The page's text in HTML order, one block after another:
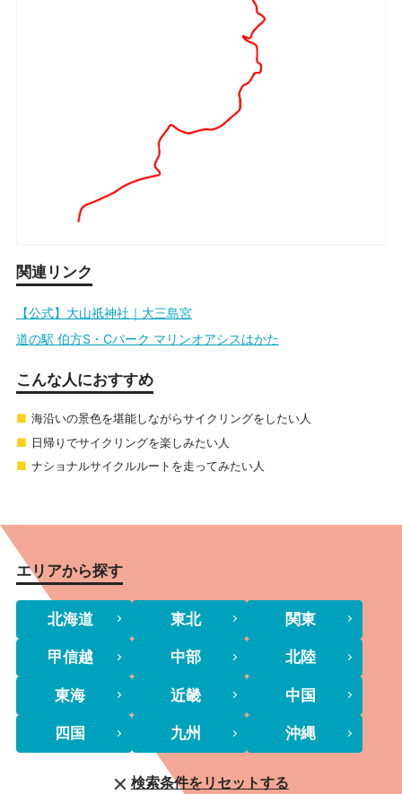
関連リンク
【公式】大山祇神社｜大三島宮
道の駅 伯方S・Cパーク マリンオアシスはかた
こんな人におすすめ
海沿いの景色を堪能しながらサイクリングをしたい人
日帰りでサイクリングを楽しみたい人
ナショナルサイクルルートを走ってみたい人
エリアから探す
北海道 東北 関東
甲信越 中部 北陸
東海 近畿 中国
四国 九州 沖縄
検索条件をリセットする